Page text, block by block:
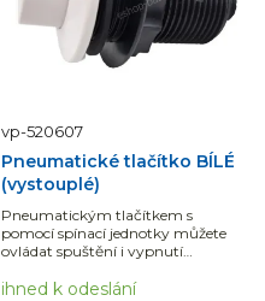
vp-520607
Pneumatické tlačítko BÍLÉ
(vystouplé)
Pneumatickým tlačítkem s
pomocí spínací jednotky můžete
ovládat spuštění i vypnutí
ihned k odeslání